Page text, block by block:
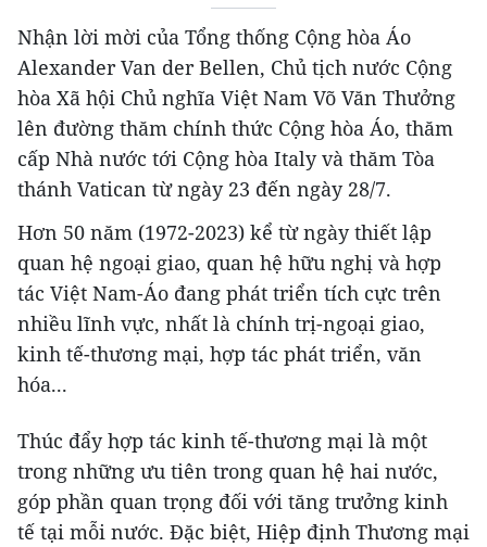
Nhận lời mời của Tổng thống Cộng hòa Áo
Alexander Van der Bellen, Chủ tịch nước Cộng
hòa Xã hội Chủ nghĩa Việt Nam Võ Văn Thưởng
lên đường thăm chính thức Cộng hòa Áo, thăm
cấp Nhà nước tới Cộng hòa Italy và thăm Tòa
thánh Vatican từ ngày 23 đến ngày 28/7.
Hơn 50 năm (1972-2023) kể từ ngày thiết lập
quan hệ ngoại giao, quan hệ hữu nghị và hợp
tác Việt Nam-Áo đang phát triển tích cực trên
nhiều lĩnh vực, nhất là chính trị-ngoại giao,
kinh tế-thương mại, hợp tác phát triển, văn
hóa...
Thúc đẩy hợp tác kinh tế-thương mại là một
trong những ưu tiên trong quan hệ hai nước,
góp phần quan trọng đối với tăng trưởng kinh
tế tại mỗi nước. Đặc biệt, Hiệp định Thương mại